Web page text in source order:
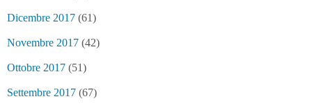
Dicembre 2017 (61)
Novembre 2017 (42)
Ottobre 2017 (51)
Settembre 2017 (67)